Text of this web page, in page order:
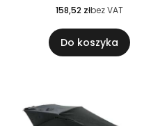
158,52 złbez VAT
Do koszyka